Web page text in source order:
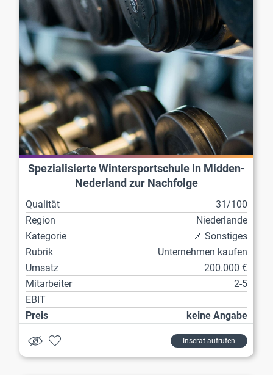
Spezialisierte Wintersportschule in Midden-
Nederland zur Nachfolge
Qualität
31/100
Region
Niederlande
Kategorie
📌 Sonstiges
Rubrik
Unternehmen kaufen
Umsatz
200.000 €
Mitarbeiter
2-5
EBIT
Preis
keine Angabe
Inserat aufrufen